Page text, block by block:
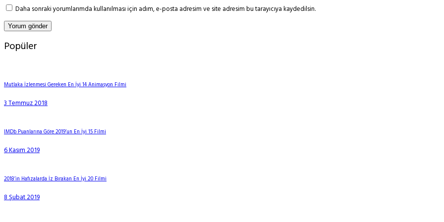
Daha sonraki yorumlarımda kullanılması için adım, e-posta adresim ve site adresim bu tarayıcıya kaydedilsin.
Popüler
Mutlaka İzlenmesi Gereken En İyi 14 Animasyon Filmi
3 Temmuz 2018
IMDb Puanlarına Göre 2019’un En İyi 15 Filmi
6 Kasım 2019
2018’in Hafızalarda İz Bırakan En İyi 20 Filmi
8 Şubat 2019